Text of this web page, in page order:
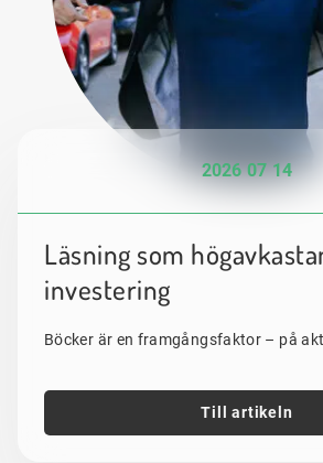
2026 07 14
Läsning som
investering
Böcker är en framgångsfaktor – på
Till artikeln